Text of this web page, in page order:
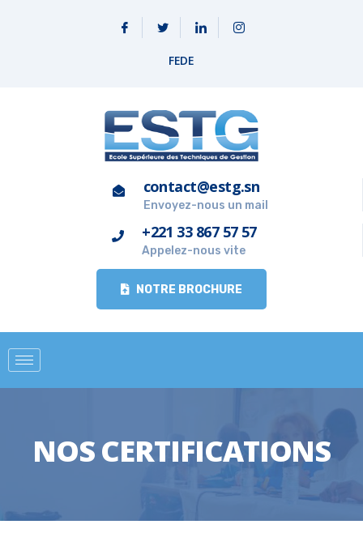
FEDE
contact@estg.sn
Envoyez-nous un mail
+221 33 867 57 57
Appelez-nous vite
NOTRE BROCHURE
NOS CERTIFICATIONS